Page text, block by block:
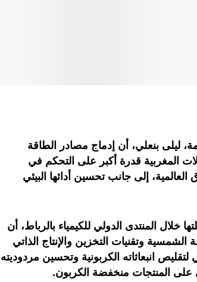
ليلى بنعلي، أن إدماج مصادر الطاقة
المغربية قدرة أكبر على التحكم في
العالمية، إلى جانب تحسين أدائها البيئي
خلال المنتدى الدولي للكيمياء بالرباط، أن
وتقنيات التخزين والإنتاج الذاتي
لتقليص انبعاثاته الكربونية وتحسين مردوديته
على المنتجات منخفضة الكربون.